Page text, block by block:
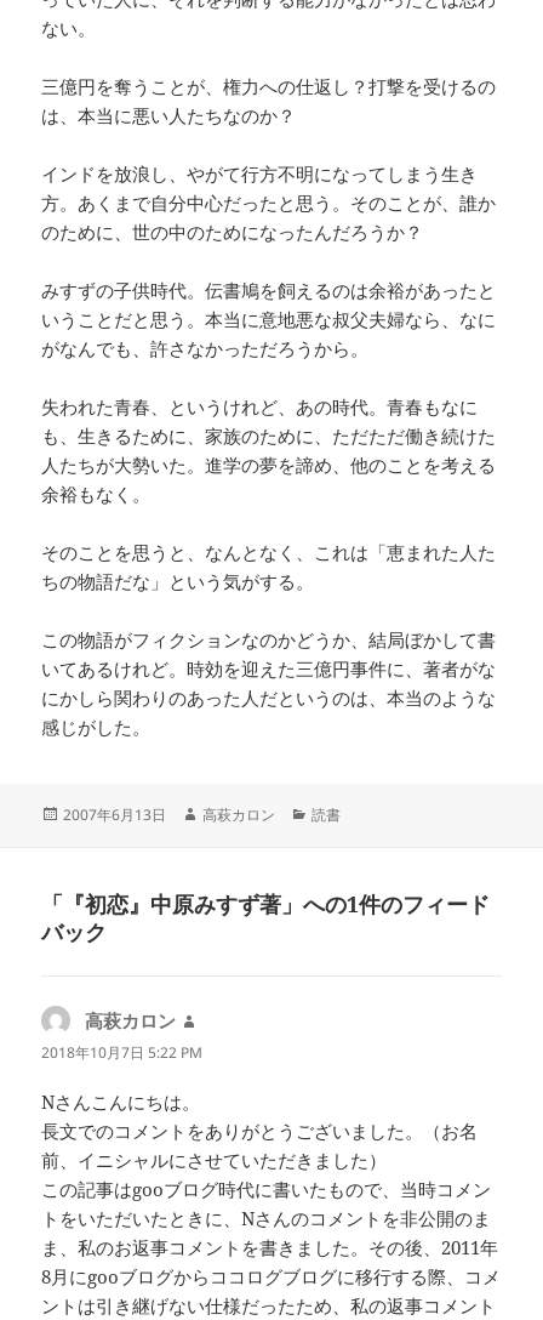
ない。
三億円を奪うことが、権力への仕返し？打撃を受けるの
は、本当に悪い人たちなのか？
インドを放浪し、やがて行方不明になってしまう生き
方。あくまで自分中心だったと思う。そのことが、誰か
のために、世の中のためになったんだろうか？
みすずの子供時代。伝書鳩を飼えるのは余裕があったと
いうことだと思う。本当に意地悪な叔父夫婦なら、なに
がなんでも、許さなかっただろうから。
失われた青春、というけれど、あの時代。青春もなに
も、生きるために、家族のために、ただただ働き続けた
人たちが大勢いた。進学の夢を諦め、他のことを考える
余裕もなく。
そのことを思うと、なんとなく、これは「恵まれた人た
ちの物語だな」という気がする。
この物語がフィクションなのかどうか、結局ぼかして書
いてあるけれど。時効を迎えた三億円事件に、著者がな
にかしら関わりのあった人だというのは、本当のような
感じがした。
2007年6月13日 高萩カロン 読書
「『初恋』中原みすず著」への1件のフィード
バック
高萩カロン
り:
2018年10月7日 5:22 PM
Nさんこんにちは。
長文でのコメントをありがとうございました。（お名
前、イニシャルにさせていただきました）
この記事はgooブログ時代に書いたもので、当時コメン
トをいただいたときに、Nさんのコメントを非公開のま
ま、私のお返事コメントを書きました。その後、2011年
8月にgooブログからココログブログに移行する際、コメ
ントは引き継げない仕様だったため、私の返事コメント